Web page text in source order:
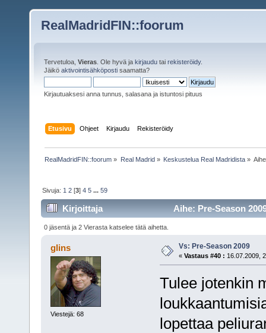
RealMadridFIN::foorum
Tervetuloa, Vieras . Ole hyvä ja kirjaudu tai rekisteröidy.
Jäikö aktivointisähköposti saamatta?
Kirjautuaksesi anna tunnus, salasana ja istuntosi pituus
Etusivu Ohjeet Kirjaudu Rekisteröidy
RealMadridFIN::foorum » Real Madrid» Keskustelua Real Madridista»
Sivuja: 1 2 [3]4 5 ...59
Kirjoittaja Aihe: Pre-Season
0 jäsentä ja 2 Vierasta katselee tätä aihetta.
glins
Viestejä: 68
Vs: Pre-Season 2009
« Vastaus #40 : 16.07.2009,
Tulee jotenkin
lopettaa